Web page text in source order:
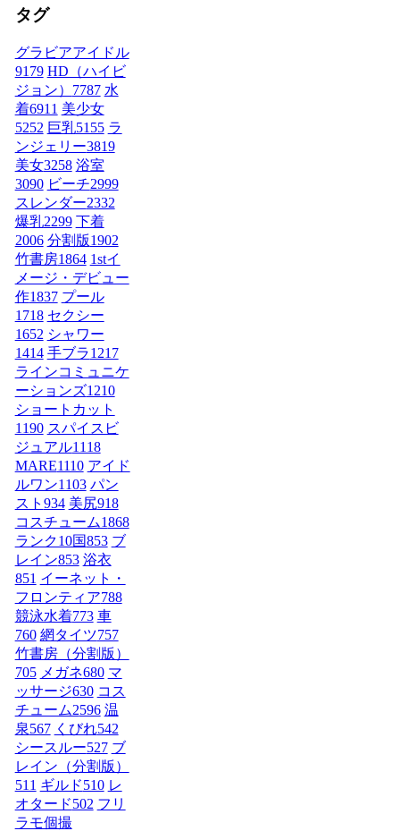
タグ
グラビアアイドル
9179 HD（ハイビ
ジョン） 7787 水
着6911 美少女
5252 巨乳5155 ラ
ンジェリー3819
美女3258 浴室
3090 ビーチ2999
スレンダー2332
爆乳2299 下着
2006 分割版1902
竹書房1864 1stイ
メージ・デビュー
作1837 プール
1718 セクシー
1652 シャワー
1414 手ブラ1217
ラインコミュニケ
ーションズ1210
ショートカット
1190 スパイスビ
ジュアル1118
MARE1110 アイド
ルワン1103 パン
スト 934 美尻918
コスチューム1868
ランク10国853 ブ
レイン853 浴衣
851 イーネット・
フロンティア788
競泳水着773 車
760 網タイツ757
竹書房（分割版）
705 メガネ680 マ
ッサージ630 コス
チューム2596 温
泉567 くびれ542
シースルー527 ブ
レイン（分割版）
511 ギルド510 レ
オタード502 フリ
ラモ個撮